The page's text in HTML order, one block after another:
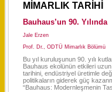
MİMARLIK TARİHİ
Bauhaus’un 90. Yılında
Jale Erzen
Prof. Dr., ODTÜ Mimarlık Bölümü
Bu yıl kuruluşunun 90. yılı
Bauhaus ekolünün etkileri
tarihini, endüstriyel üretimle
politikaların giderek güç
“Bauhaus: Modernleşmenin